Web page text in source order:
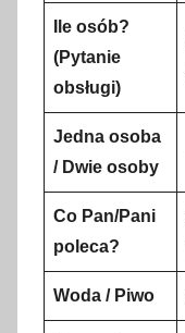
Ile osób?
(Pytanie
obsługi)
Jedna osoba
/ Dwie osoby
Co Pan/Pani
poleca?
Woda / Piwo